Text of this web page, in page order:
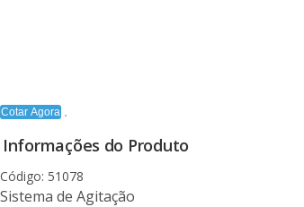
Cotar Agora
Informações do Produto
Código: 51078
Sistema de Agitação